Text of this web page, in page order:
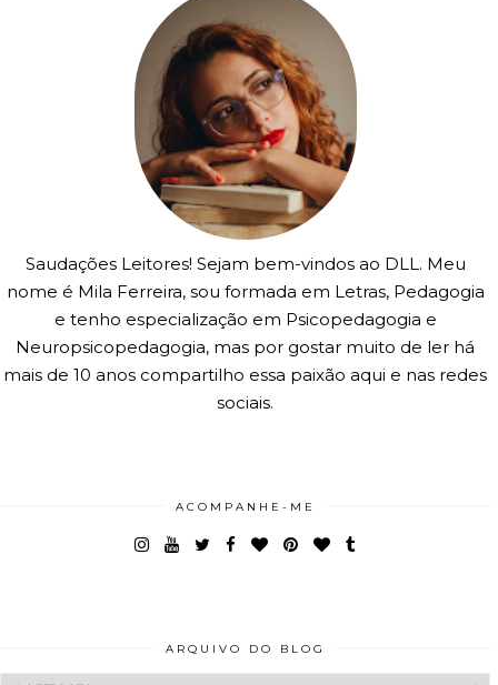
Saudações Leitores! Sejam bem-vindos ao DLL. Meu
nome é Mila Ferreira, sou formada em Letras, Pedagogia
e tenho especialização em Psicopedagogia e
Neuropsicopedagogia, mas por gostar muito de ler há
mais de 10 anos compartilho essa paixão aqui e nas redes
sociais.
ACOMPANHE-ME
ARQUIVO DO BLOG